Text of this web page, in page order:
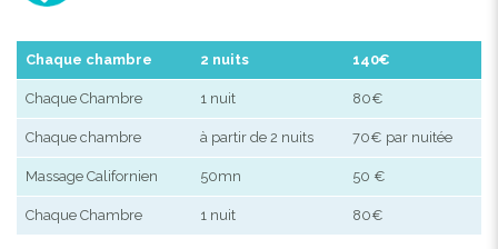
Chaque chambre 2 nuits 140€
Chaque Chambre 1 nuit 80€
Chaque chambre à partir de 2 nuits 70€ par nuitée
Massage Californien 50mn 50 €
Chaque Chambre 1 nuit 80€